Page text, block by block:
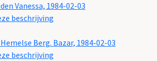
Vanessa, 1984-02-03
beschrijving
Berg. Bazar, 1984-02-03
beschrijving